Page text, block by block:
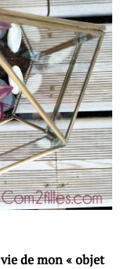
de mon « objet